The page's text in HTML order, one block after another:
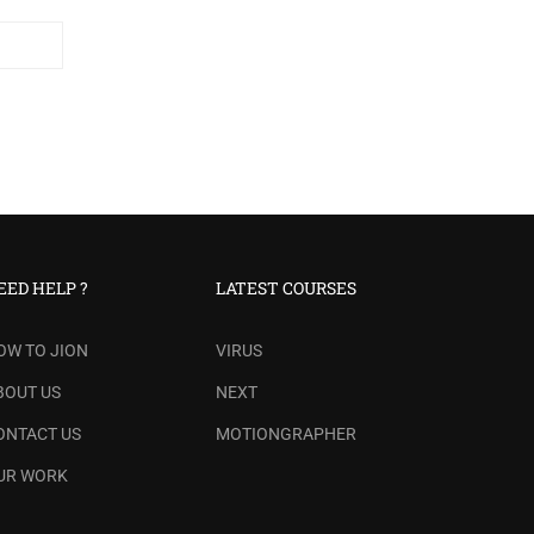
HELP ?
TO JION
US
US
WORK
LATEST COURSES
VIRUS
NEXT
MOTIONGRAPHER